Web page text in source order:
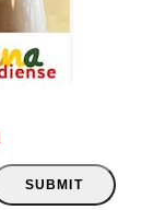
SUBMIT